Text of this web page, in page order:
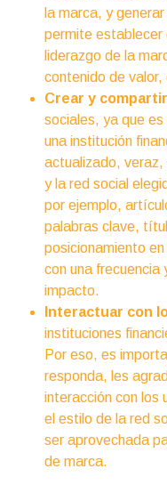
la marca, y
permite establecer
liderazgo de la
contenido de
Crear y
sociales, ya que
una institución
actualizado,
y la red social
por ejemplo,
palabras clave,
posicionamiento
con una frecuencia
impacto.
Interactuar con
instituciones
Por eso, es
responda, les
interacción con los
el estilo de la red
ser aprovechada
de marca.